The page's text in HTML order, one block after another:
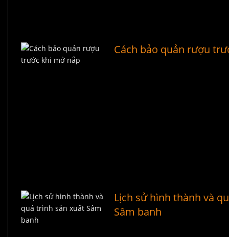
Cách bảo quản rượu
Lịch sử hình thành và
Sâm banh